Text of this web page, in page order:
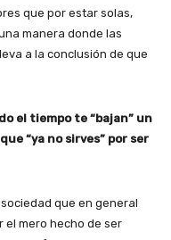
que por estar solas,
manera donde las
a la conclusión de que
el tiempo te “bajan” un
“ya no sirves” por ser
que en general
el mero hecho de ser